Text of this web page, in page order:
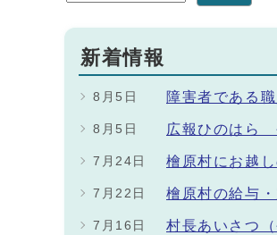
新着情報
8月5日 障害者である
8月5日 広報ひのはら
7月24日 檜原村にお越
7月22日 檜原村の給与
7月16日 村長あいさつ